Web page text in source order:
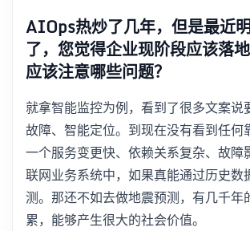
AIOps热炒了几年，但是最近
了，您觉得企业现阶段应该落
应该注意哪些问题？
就拿智能监控为例，看到了很多文案说
故障、智能定位。到现在没有看到任何
一个服务变更快、依赖关系复杂、故障
联网业务系统中，如果真能通过历史数
测。那还不如去做地震预测，有几千年
累，能够产生很大的社会价值。